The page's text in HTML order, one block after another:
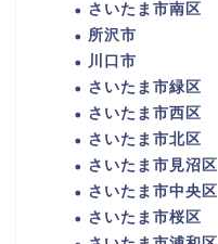
さいたま市南区
所沢市
川口市
さいたま市緑区
さいたま市西区
さいたま市北区
さいたま市見沼区
さいたま市中央区
さいたま市桜区